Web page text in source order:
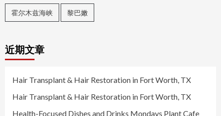
霍尔木兹海峡 黎巴嫩
近期文章
Hair Transplant & Hair Restoration in Fort Worth, TX
Hair Transplant & Hair Restoration in Fort Worth, TX
Health-Focused Dishes and Drinks Mondays Plant Cafe